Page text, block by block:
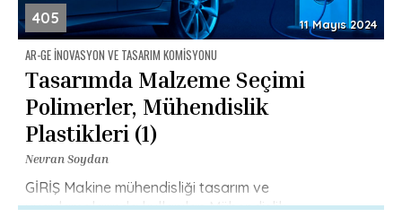
405 11 Mayıs 2024
AR-GE İNOVASYON VE TASARIM KOMISYONU
Tasarımda Malzeme Seçimi
Polimerler, Mühendislik
Plastikleri (1)
Nevran Soydan
GİRİŞ Makine mühendisliği tasarım ve
uygulamalarında kullanılan Mühendislik